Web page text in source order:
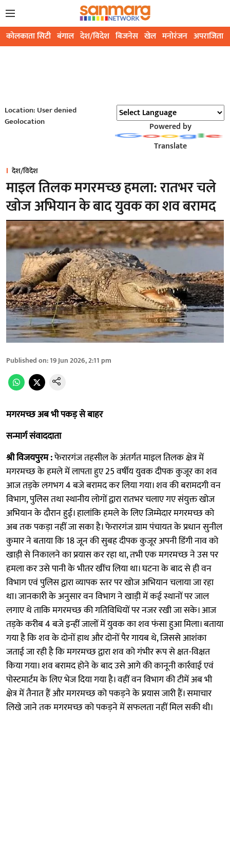
कोलकाता सिटी बंगाल देश/विदेश बिजनेस खेल मनोरंजन अपराजिता
Location: User denied
Geolocation
Powered by
Translate
देश/विदेश
माइल तिलक मगरमच्छ हमला: रातभर चले
खोज अभियान के बाद युवक का शव बरामद
Published on:19 Jun 2026, 2:11 pm
मगरमच्छ अब भी पकड़ से बाहर
सन्मार्ग संवाददाता
श्री विजयपुरम :फेरारगंज तहसील के अंतर्गत माइल तिलक क्षेत्र में
मगरमच्छ के हमले में लापता हुए 25 वर्षीय युवक दीपक कुजूर का शव
आज तड़के लगभग 4 बजे बरामद कर लिया गया। शव की बरामदगी वन
विभाग, पुलिस तथा स्थानीय लोगों द्वारा रातभर चलाए गए संयुक्त खोज
अभियान के दौरान हुई। हालांकि हमले के लिए जिम्मेदार मगरमच्छ को
अब तक पकड़ा नहीं जा सका है। फेरारगंज ग्राम पंचायत के प्रधान सुनील
कुमार ने बताया कि 18 जून की सुबह दीपक कुजूर अपनी डिंगी नाव को
खाड़ी से निकालने का प्रयास कर रहा था, तभी एक मगरमच्छ ने उस पर
हमला कर उसे पानी के भीतर खींच लिया था। घटना के बाद से ही वन
विभाग एवं पुलिस द्वारा व्यापक स्तर पर खोज अभियान चलाया जा रहा
था। जानकारी के अनुसार वन विभाग ने खाड़ी में कई स्थानों पर जाल
लगाए थे ताकि मगरमच्छ की गतिविधियों पर नजर रखी जा सके। आज
तड़के करीब 4 बजे इन्हीं जालों में युवक का शव फंसा हुआ मिला। बताया
गया है कि शव के दोनों हाथ और दोनों पैर गायब थे, जिससे आशंका
जताई जा रही है कि मगरमच्छ द्वारा शव को गंभीर रूप से क्षत-विक्षत
किया गया। शव बरामद होने के बाद उसे आगे की कानूनी कार्रवाई एवं
पोस्टमार्टम के लिए भेज दिया गया है। वहीं वन विभाग की टीमें अब भी
क्षेत्र में तैनात हैं और मगरमच्छ को पकड़ने के प्रयास जारी हैं। समाचार
लिखे जाने तक मगरमच्छ को पकड़ने में सफलता नहीं मिल सकी थी।